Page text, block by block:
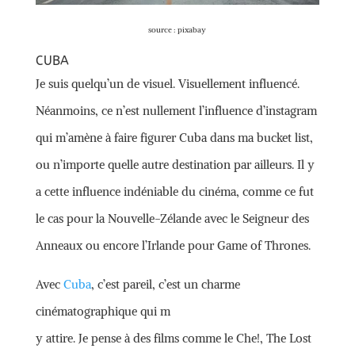
source : pixabay
CUBA
Je suis quelqu’un de visuel. Visuellement influencé.
Néanmoins, ce n’est nullement l’influence d’instagram
qui m’amène à faire figurer Cuba dans ma bucket list,
ou n’importe quelle autre destination par ailleurs. Il y
a cette influence indéniable du cinéma, comme ce fut
le cas pour la Nouvelle-Zélande avec le Seigneur des
Anneaux ou encore l’Irlande pour Game of Thrones.
Avec Cuba, c’est pareil, c’est un charme
cinématographique qui m
y attire. Je pense à des films comme le Che!, The Lost